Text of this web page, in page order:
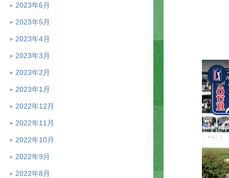
2023年6月
2023年5月
2023年4月
2023年3月
2023年2月
2023年1月
2022年12月
2022年11月
2022年10月
2022年9月
2022年8月